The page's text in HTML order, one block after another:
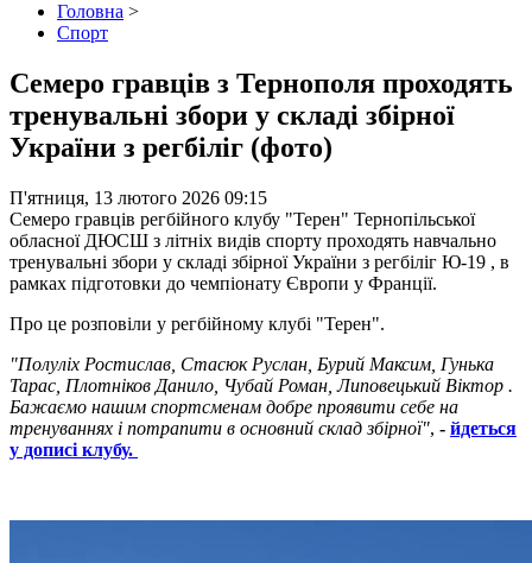
Головна >
Спорт
Семеро гравців з Тернополя проходять
тренувальні збори у складі збірної
України з регбіліг (фото)
П'ятниця, 13 лютого 2026 09:15
Семеро гравців регбійного клубу "Терен" Тернопільської
обласної ДЮСШ з літніх видів спорту проходять навчально
тренувальні збори у складі збірної України з регбіліг Ю-19 , в
рамках підготовки до чемпіонату Європи у Франції.
Про це розповіли у регбійному клубі "Терен".
"Полуліх Ростислав, Стасюк Руслан, Бурий Максим, Гунька
Тарас, Плотніков Данило, Чубай Роман, Липовецький Віктор .
Бажаємо нашим спортсменам добре проявити себе на
тренуваннях і потрапити в основний склад збірної", - йдеться
у дописі клубу.